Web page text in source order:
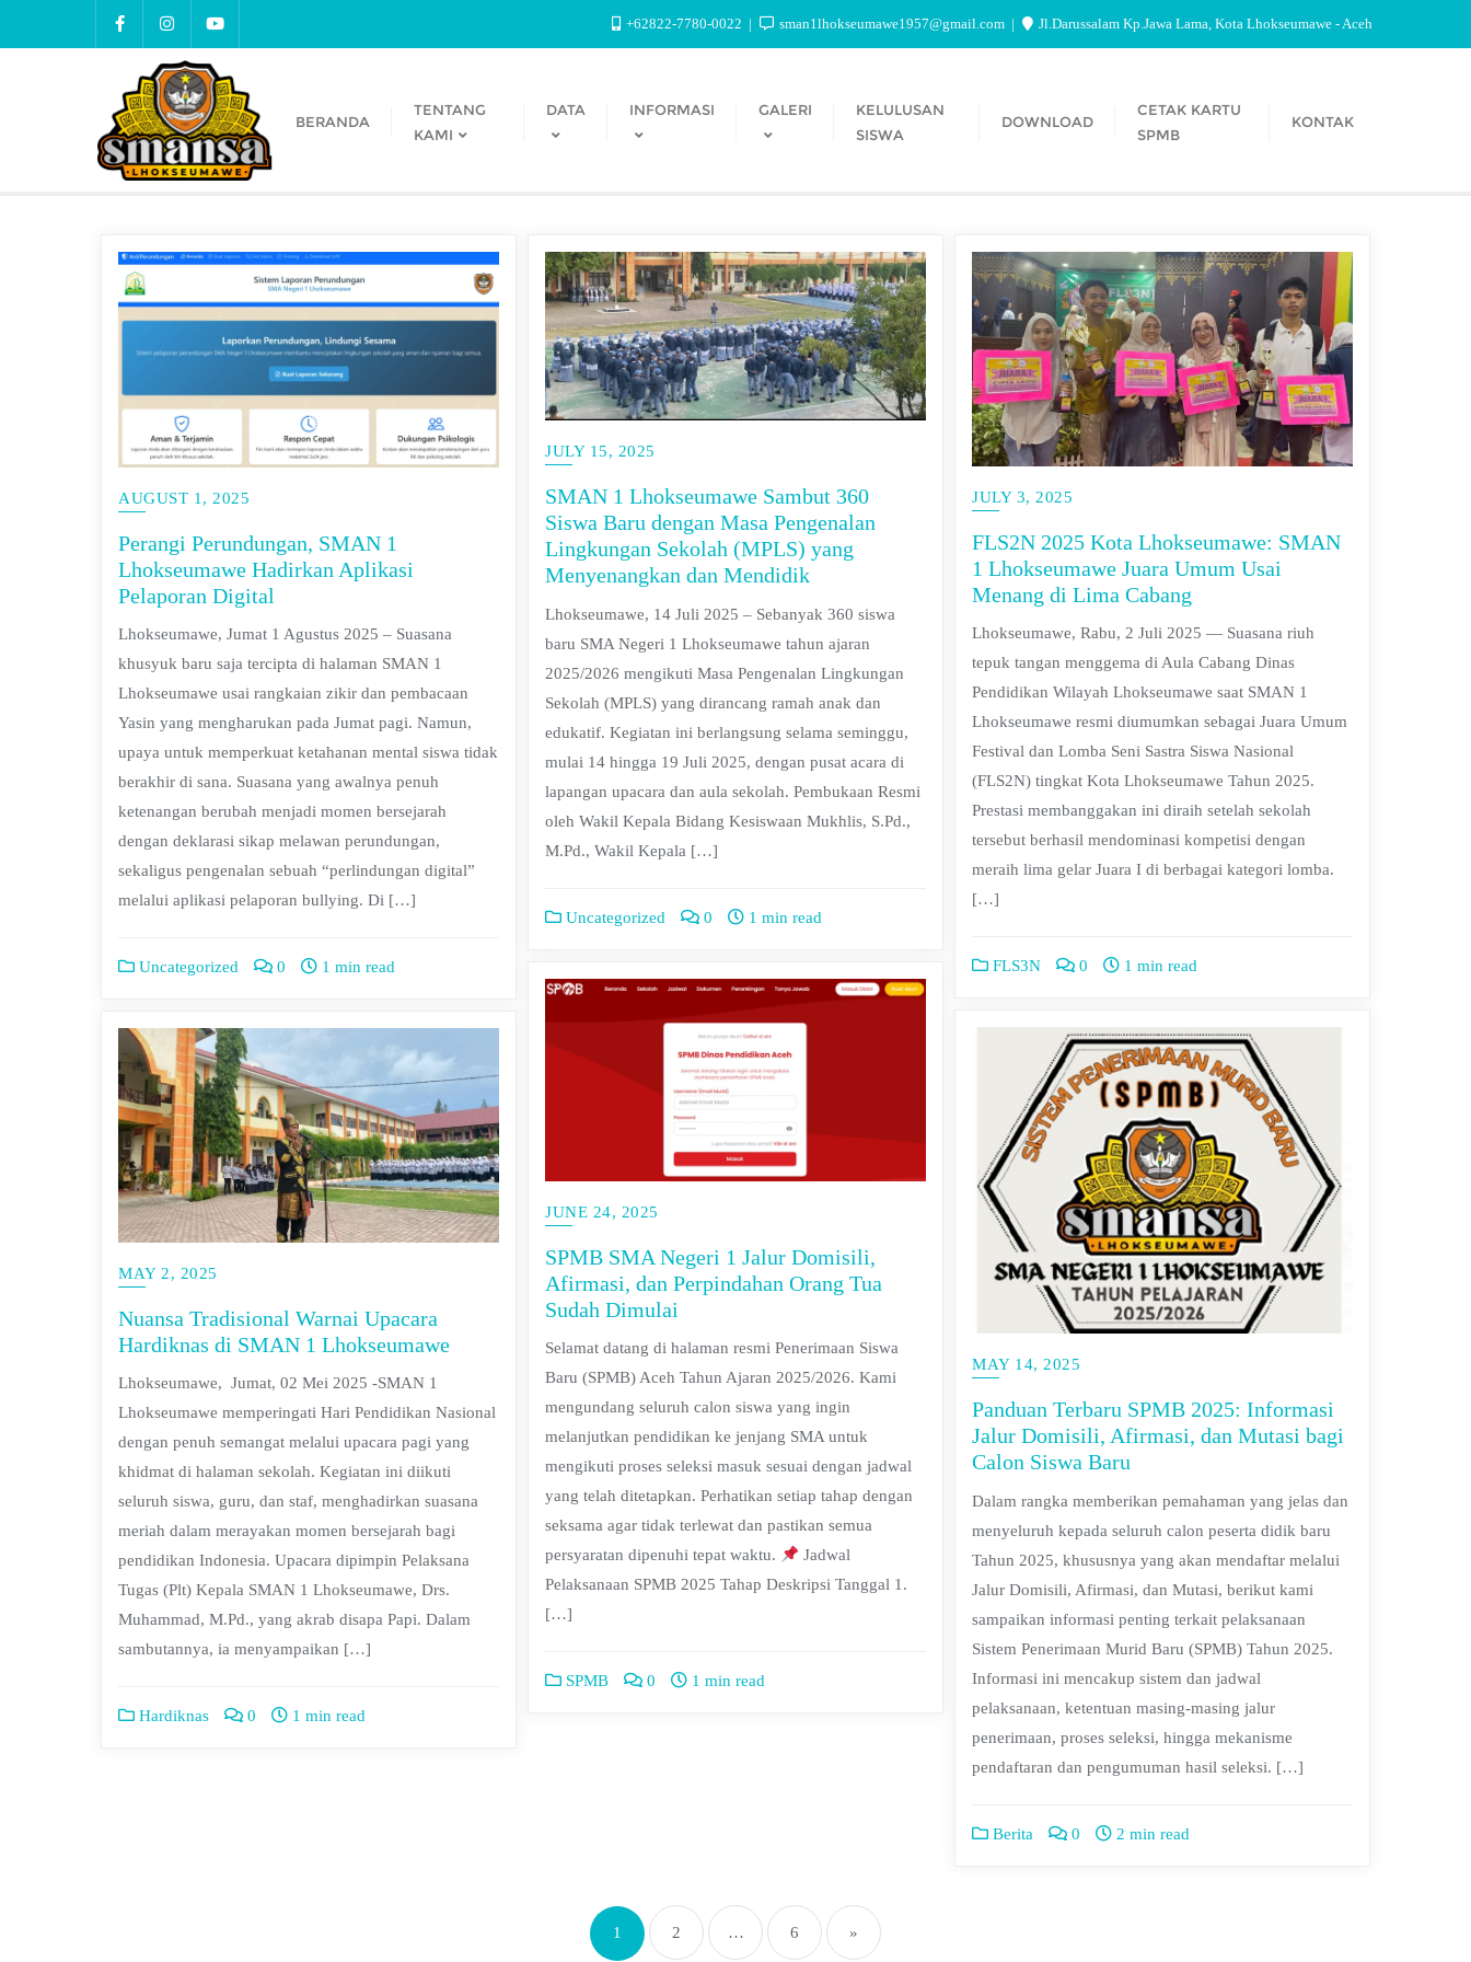
+62822-7780-0022 sman1lhokseumawe1957@gmail.com Jl.Darussalam Kp.Jawa Lama, Kota Lhokseumawe - Aceh
BERANDA
TENTANG
KAMI
DATA INFORMASI GALERI
KELULUSAN
SISWA
DOWNLOAD
CETAK KARTU
SPMB
KONTAK
AUGUST 1, 2025
Perangi Perundungan, SMAN 1
Lhokseumawe Hadirkan Aplikasi
Pelaporan Digital
Lhokseumawe, Jumat 1 Agustus 2025 – Suasana
khusyuk baru saja tercipta di halaman SMAN 1
Lhokseumawe usai rangkaian zikir dan pembacaan
Yasin yang mengharukan pada Jumat pagi. Namun,
upaya untuk memperkuat ketahanan mental siswa tidak
berakhir di sana. Suasana yang awalnya penuh
ketenangan berubah menjadi momen bersejarah
dengan deklarasi sikap melawan perundungan,
sekaligus pengenalan sebuah “perlindungan digital”
melalui aplikasi pelaporan bullying. Di […]
Uncategorized 0 1 min read
JULY 15, 2025
SMAN 1 Lhokseumawe Sambut 360
Siswa Baru dengan Masa Pengenalan
Lingkungan Sekolah (MPLS) yang
Menyenangkan dan Mendidik
Lhokseumawe, 14 Juli 2025 – Sebanyak 360 siswa
baru SMA Negeri 1 Lhokseumawe tahun ajaran
2025/2026 mengikuti Masa Pengenalan Lingkungan
Sekolah (MPLS) yang dirancang ramah anak dan
edukatif. Kegiatan ini berlangsung selama seminggu,
mulai 14 hingga 19 Juli 2025, dengan pusat acara di
lapangan upacara dan aula sekolah. Pembukaan Resmi
oleh Wakil Kepala Bidang Kesiswaan Mukhlis, S.Pd.,
M.Pd., Wakil Kepala […]
Uncategorized 0 1 min read
JULY 3, 2025
FLS2N 2025 Kota Lhokseumawe: SMAN
1 Lhokseumawe Juara Umum Usai
Menang di Lima Cabang
Lhokseumawe, Rabu, 2 Juli 2025 — Suasana riuh
tepuk tangan menggema di Aula Cabang Dinas
Pendidikan Wilayah Lhokseumawe saat SMAN 1
Lhokseumawe resmi diumumkan sebagai Juara Umum
Festival dan Lomba Seni Sastra Siswa Nasional
(FLS2N) tingkat Kota Lhokseumawe Tahun 2025.
Prestasi membanggakan ini diraih setelah sekolah
tersebut berhasil mendominasi kompetisi dengan
meraih lima gelar Juara I di berbagai kategori lomba.
[…]
FLS3N 0 1 min read
JUNE 24, 2025
SPMB SMA Negeri 1 Jalur Domisili,
Afirmasi, dan Perpindahan Orang Tua
Sudah Dimulai
Selamat datang di halaman resmi Penerimaan Siswa
Baru (SPMB) Aceh Tahun Ajaran 2025/2026. Kami
mengundang seluruh calon siswa yang ingin
melanjutkan pendidikan ke jenjang SMA untuk
mengikuti proses seleksi masuk sesuai dengan jadwal
yang telah ditetapkan. Perhatikan setiap tahap dengan
seksama agar tidak terlewat dan pastikan semua
persyaratan dipenuhi tepat waktu.
Jadwal
Pelaksanaan SPMB 2025 Tahap Deskripsi Tanggal 1.
[…]
SPMB 0 1 min read
MAY 14, 2025
Panduan Terbaru SPMB 2025: Informasi
Jalur Domisili, Afirmasi, dan Mutasi bagi
Calon Siswa Baru
Dalam rangka memberikan pemahaman yang jelas dan
menyeluruh kepada seluruh calon peserta didik baru
Tahun 2025, khususnya yang akan mendaftar melalui
Jalur Domisili, Afirmasi, dan Mutasi, berikut kami
sampaikan informasi penting terkait pelaksanaan
Sistem Penerimaan Murid Baru (SPMB) Tahun 2025.
Informasi ini mencakup sistem dan jadwal
pelaksanaan, ketentuan masing-masing jalur
penerimaan, proses seleksi, hingga mekanisme
pendaftaran dan pengumuman hasil seleksi. […]
Berita 0 2 min read
MAY 2, 2025
Nuansa Tradisional Warnai Upacara
Hardiknas di SMAN 1 Lhokseumawe
Lhokseumawe, Jumat, 02 Mei 2025 -SMAN 1
Lhokseumawe memperingati Hari Pendidikan Nasional
dengan penuh semangat melalui upacara pagi yang
khidmat di halaman sekolah. Kegiatan ini diikuti
seluruh siswa, guru, dan staf, menghadirkan suasana
meriah dalam merayakan momen bersejarah bagi
pendidikan Indonesia. Upacara dipimpin Pelaksana
Tugas (Plt) Kepala SMAN 1 Lhokseumawe, Drs.
Muhammad, M.Pd., yang akrab disapa Papi. Dalam
sambutannya, ia menyampaikan […]
Hardiknas 0 1 min read
1 2 … 6 »